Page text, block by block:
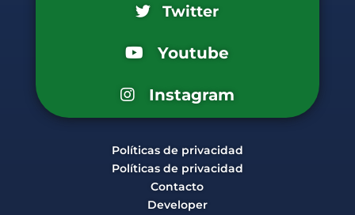
Twitter
Youtube
Instagram
Políticas de privacidad
Políticas de privacidad
Contacto
Developer